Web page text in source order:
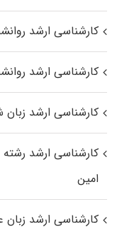
کارشناسی ارشد
کارشناسی ارشد
کارشناسی ارشد
کارشناسی ارشد
اﻣﻴﻦ
کارشناسی ارشد زبان